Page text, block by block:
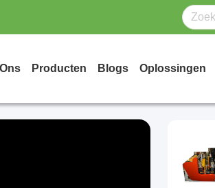
Producten Blogs Oplossingen